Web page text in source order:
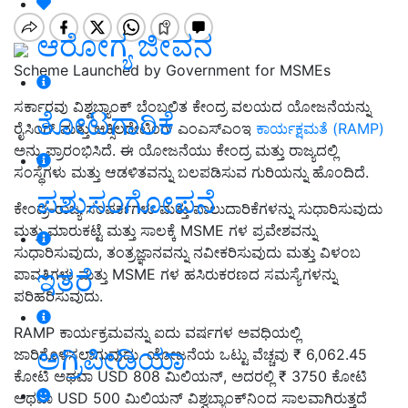
ಆರೋಗ್ಯ ಜೀವನ
ತೋಟಗಾರಿಕೆ
ಪಶುಸಂಗೋಪನೆ
ಇತರೆ
ಅಗ್ರಿಪೀಡಿಯಾ
Scheme Launched by Government for MSMEs
ಸರ್ಕಾರವು ವಿಶ್ವಬ್ಯಾಂಕ್ ಬೆಂಬಲಿತ ಕೇಂದ್ರ ವಲಯದ ಯೋಜನೆಯನ್ನು
ರೈಸಿಂಗ್ ಮತ್ತು ಆಕ್ಸಿಲರೇಟಿಂಗ್ ಎಂಎಸ್‌ಎಂಇ ಕಾರ್ಯಕ್ಷಮತೆ (RAMP)
ಅನ್ನು ಪ್ರಾರಂಭಿಸಿದೆ. ಈ ಯೋಜನೆಯು ಕೇಂದ್ರ ಮತ್ತು ರಾಜ್ಯದಲ್ಲಿ
ಸಂಸ್ಥೆಗಳು ಮತ್ತು ಆಡಳಿತವನ್ನು ಬಲಪಡಿಸುವ ಗುರಿಯನ್ನು ಹೊಂದಿದೆ.
ಕೇಂದ್ರ-ರಾಜ್ಯ ಸಂಪರ್ಕಗಳು ಮತ್ತು ಪಾಲುದಾರಿಕೆಗಳನ್ನು ಸುಧಾರಿಸುವುದು
ಮತ್ತು ಮಾರುಕಟ್ಟೆ ಮತ್ತು ಸಾಲಕ್ಕೆ MSME ಗಳ ಪ್ರವೇಶವನ್ನು
ಸುಧಾರಿಸುವುದು, ತಂತ್ರಜ್ಞಾನವನ್ನು ನವೀಕರಿಸುವುದು ಮತ್ತು ವಿಳಂಬ
ಪಾವತಿಗಳು ಮತ್ತು MSME ಗಳ ಹಸಿರುಕರಣದ ಸಮಸ್ಯೆಗಳನ್ನು
ಪರಿಹರಿಸುವುದು.
RAMP ಕಾರ್ಯಕ್ರಮವನ್ನು ಐದು ವರ್ಷಗಳ ಅವಧಿಯಲ್ಲಿ
ಜಾರಿಗೊಳಿಸಲಾಗುವುದು. ಯೋಜನೆಯ ಒಟ್ಟು ವೆಚ್ಚವು ₹ 6,062.45
ಕೋಟಿ ಅಥವಾ USD 808 ಮಿಲಿಯನ್, ಅದರಲ್ಲಿ ₹ 3750 ಕೋಟಿ
ಅಥವಾ USD 500 ಮಿಲಿಯನ್ ವಿಶ್ವಬ್ಯಾಂಕ್‌ನಿಂದ ಸಾಲವಾಗಿರುತ್ತದೆ